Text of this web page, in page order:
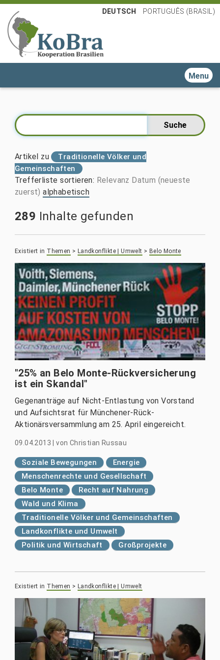
DEUTSCH PORTUGUÊS (BRASIL)
Toggle
Artikel zu
Traditionelle Völker und
Gemeinschaften
Trefferliste sortieren: Relevanz Datum (neueste
zuerst) alphabetisch
289 Inhalte gefunden
Existiert in Themen > Landkonflikte | Umwelt > Belo Monte
"25% an Belo Monte-Rückversicherung
ist ein Skandal"
Gegenanträge auf Nicht-Entlastung von Vorstand
und Aufsichtsrat für Münchener-Rück-
Aktionärsversammlung am 25. April eingereicht.
09.04.2013 |von Christian Russau
Soziale Bewegungen
Energie
Menschenrechte und Gesellschaft
Belo Monte
Recht auf Nahrung
Wald und Klima
Traditionelle Völker und Gemeinschaften
Landkonflikte und Umwelt
Politik und Wirtschaft
Großprojekte
Existiert in Themen > Landkonflikte | Umwelt